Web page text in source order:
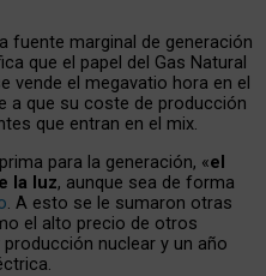
fuente marginal de generación
que el papel del Gas Natural
vende el megavatio hora en el
a que su coste de producción
que entran en el mix.
para la generación, «el
la luz, aunque sea de forma
. A esto se le sumaron otras
el alto precio de otros
nuclear y un año